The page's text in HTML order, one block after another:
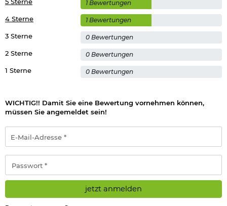
1 Sterne 0 Bewertungen
2 Sterne 0 Bewertungen
3 Sterne 0 Bewertungen
4 Sterne 1 Bewertungen
1 Bewertungen
WICHTIG!! Damit Sie eine Bewertung vornehmen können,
müssen Sie angemeldet sein!
Mail-
Adresse
*
jetzt anmelden